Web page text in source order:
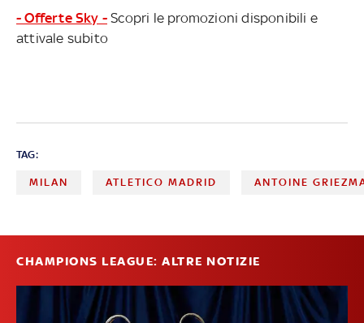
- Offerte Sky - Scopri le promozioni disponibili e
attivale subito
TAG:
MILAN ATLETICO MADRID ANTOINE
CHAMPIONS LEAGUE: ALTRE NOTIZIE